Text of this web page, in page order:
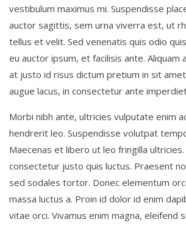
vestibulum maximus mi. Suspendisse
auctor sagittis, sem urna viverra est, ut
tellus et velit. Sed venenatis quis odio
eu auctor ipsum, et facilisis ante. Aliquam
at justo id risus dictum pretium in sit
augue lacus, in consectetur ante
Morbi nibh ante, ultricies vulputate enim
hendrerit leo. Suspendisse volutpat
Maecenas et libero ut leo fringilla
consectetur justo quis luctus. Praesent
sed sodales tortor. Donec elementum
massa luctus a. Proin id dolor id enim
vitae orci. Vivamus enim magna, eleifend